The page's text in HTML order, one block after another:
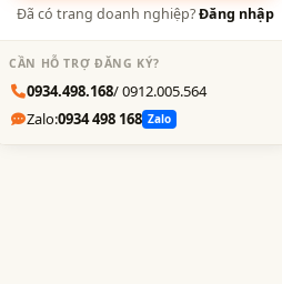
Đã có trang doanh nghiệp?Đăng nhập
CẦN HỖ TRỢ ĐĂNG KÝ?
0934.498.168/ 0912.005.564
Zalo:0934 498 168 Zalo